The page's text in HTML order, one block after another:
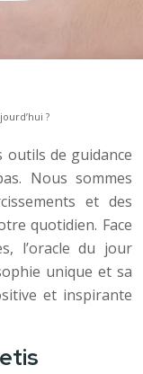
?
outils de guidance
Nous sommes
et des
quotidien. Face
l’oracle du jour
unique et sa
et inspirante